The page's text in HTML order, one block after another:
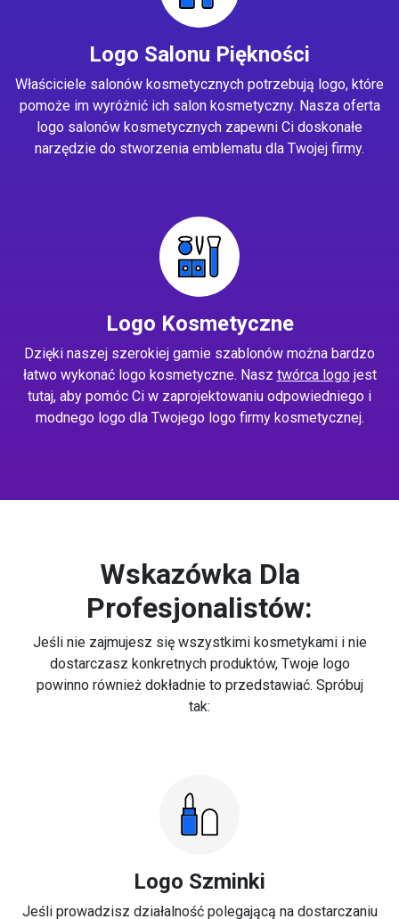
Logo Salonu Piękności
Właściciele salonów kosmetycznych potrzebują logo, które
pomoże im wyróżnić ich salon kosmetyczny. Nasza oferta
logo salonów kosmetycznych zapewni Ci doskonałe
narzędzie do stworzenia emblematu dla Twojej firmy.
Logo Kosmetyczne
Dzięki naszej szerokiej gamie szablonów można bardzo
łatwo wykonać logo kosmetyczne. Nasz twórca logojest
tutaj, aby pomóc Ci w zaprojektowaniu odpowiedniego i
modnego logo dla Twojego logo firmy kosmetycznej.
Wskazówka Dla
Profesjonalistów:
Jeśli nie zajmujesz się wszystkimi kosmetykami i nie
dostarczasz konkretnych produktów, Twoje logo
powinno również dokładnie to przedstawiać. Spróbuj
tak:
Logo Szminki
Jeśli prowadzisz działalność polegającą na dostarczaniu